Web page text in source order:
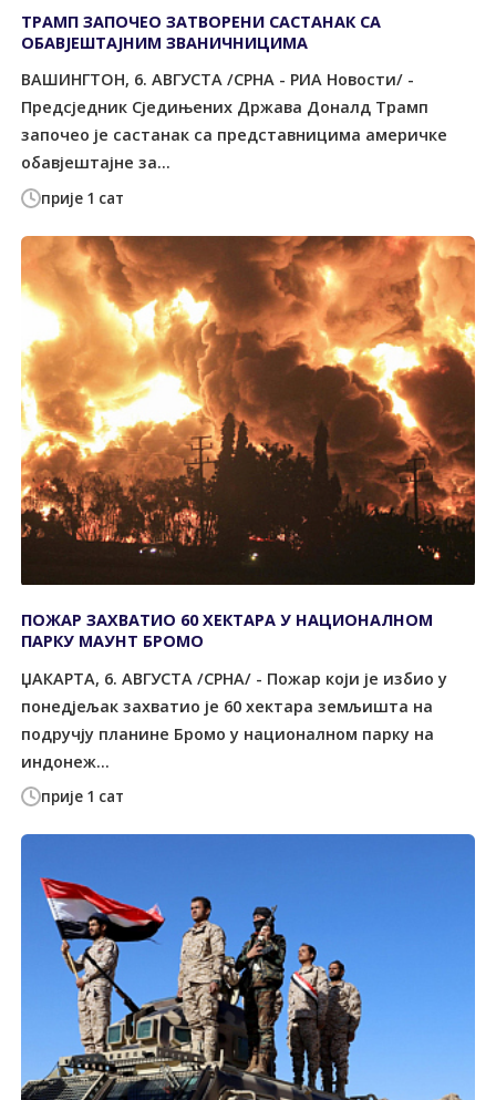
прије 1 сат
ТРАМП ЗАПОЧЕО ЗАТВОРЕНИ САСТАНАК СА
ОБАВЈЕШТАЈНИМ ЗВАНИЧНИЦИМА
ВАШИНГТОН, 6. АВГУСТА /СРНА - РИА Новости/ -
Предсједник Сједињених Држава Доналд Трамп
започео је састанак са представницима америчке
обавјештајне за...
прије 1 сат
ПОЖАР ЗАХВАТИО 60 ХЕКТАРА У НАЦИОНАЛНОМ
ПАРКУ МАУНТ БРОМО
ЏАКАРТА, 6. АВГУСТА /СРНА/ - Пожар који је избио у
понедјељак захватио је 60 хектара земљишта на
подручју планине Бромо у националном парку на
индонеж...